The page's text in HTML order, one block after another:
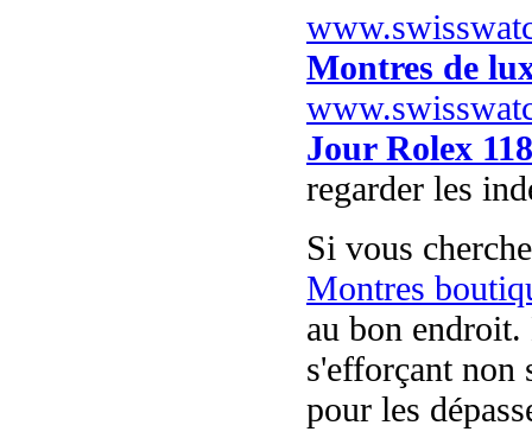
Montres de
Jour Rolex
regarder les
Si vous
Montres
au bon endroit.
s'efforçant non
pour les